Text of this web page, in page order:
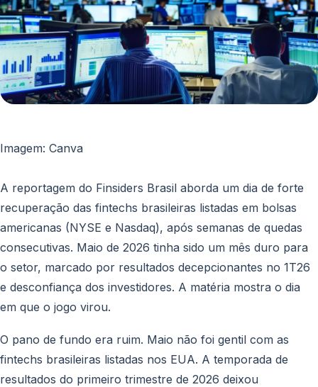
PF e PJ, PIX, TED e boleto
Sobre
Blog
Contato
Imagem: Canva
A reportagem do Finsiders Brasil aborda um dia de forte
recuperação das fintechs brasileiras listadas em bolsas
americanas (NYSE e Nasdaq), após semanas de quedas
consecutivas. Maio de 2026 tinha sido um mês duro para
o setor, marcado por resultados decepcionantes no 1T26
e desconfiança dos investidores. A matéria mostra o dia
em que o jogo virou.
O pano de fundo era ruim. Maio não foi gentil com as
fintechs brasileiras listadas nos EUA. A temporada de
resultados do primeiro trimestre de 2026 deixou